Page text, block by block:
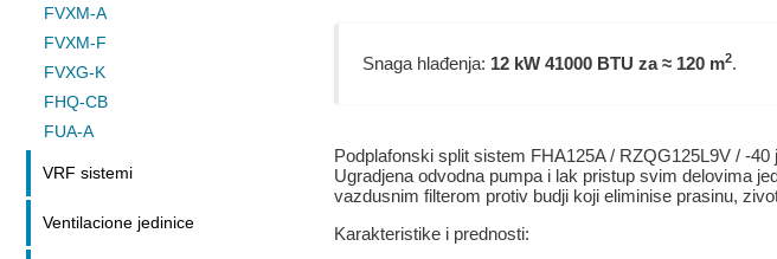
Snaga hlađenja: 12 kW 41000 BTU za ≈ 120 m2.
Podplafonski split sistem FHA125A / RZQG125L9V / -
Ugradjena odvodna pumpa i lak pristup svim delovima
vazdusnim filterom protiv budji koji eliminise prasinu,
Karakteristike i prednosti:
FVXM-A
FVXM-F
FVXG-K
FHQ-CB
FUA-A
VRF sistemi
Ventilacione jedinice